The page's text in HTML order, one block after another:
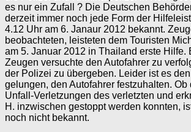
es nur ein Zufall ? Die Deutschen
derzeit immer noch jede Form der
4.12 Uhr am 6. Janaur 2012 bekannt.
beobachteten, leisteten dem Touristen
am 5. Januar 2012 in Thailand erste Hilfe.
Zeugen versuchte den Autofahrer zu
der Polizei zu übergeben. Leider ist es
gelungen, den Autofahrer festzuhalten.
Unfall-Verletzungen des verletzten und
H. inzwischen gestoppt werden konnten,
noch nicht bekannt.